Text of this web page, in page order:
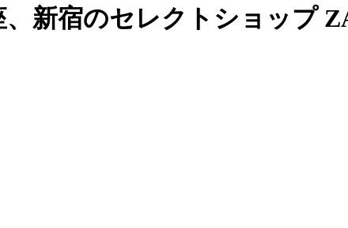
新宿のセレクトショップ